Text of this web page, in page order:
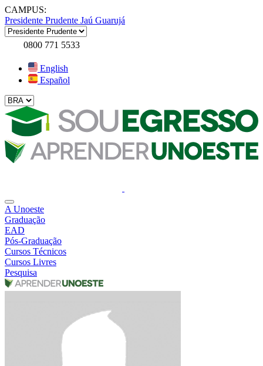
CAMPUS:
Presidente Prudente Jaú Guarujá
0800 771 5533
English
Español
A Unoeste
Graduação
EAD
Pós-Graduação
Cursos Técnicos
Cursos Livres
Pesquisa